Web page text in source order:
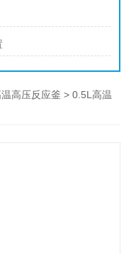
温高压反应釜 > 0.5L高温